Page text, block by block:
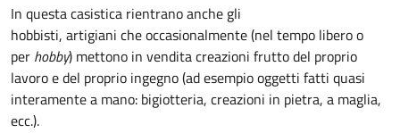
In questa casistica rientrano anche gli
hobbisti, artigiani che occasionalmente (nel tempo libero o
per hobby) mettono in vendita creazioni frutto del proprio
lavoro e del proprio ingegno (ad esempio oggetti fatti quasi
interamente a mano: bigiotteria, creazioni in pietra, a maglia,
ecc.).